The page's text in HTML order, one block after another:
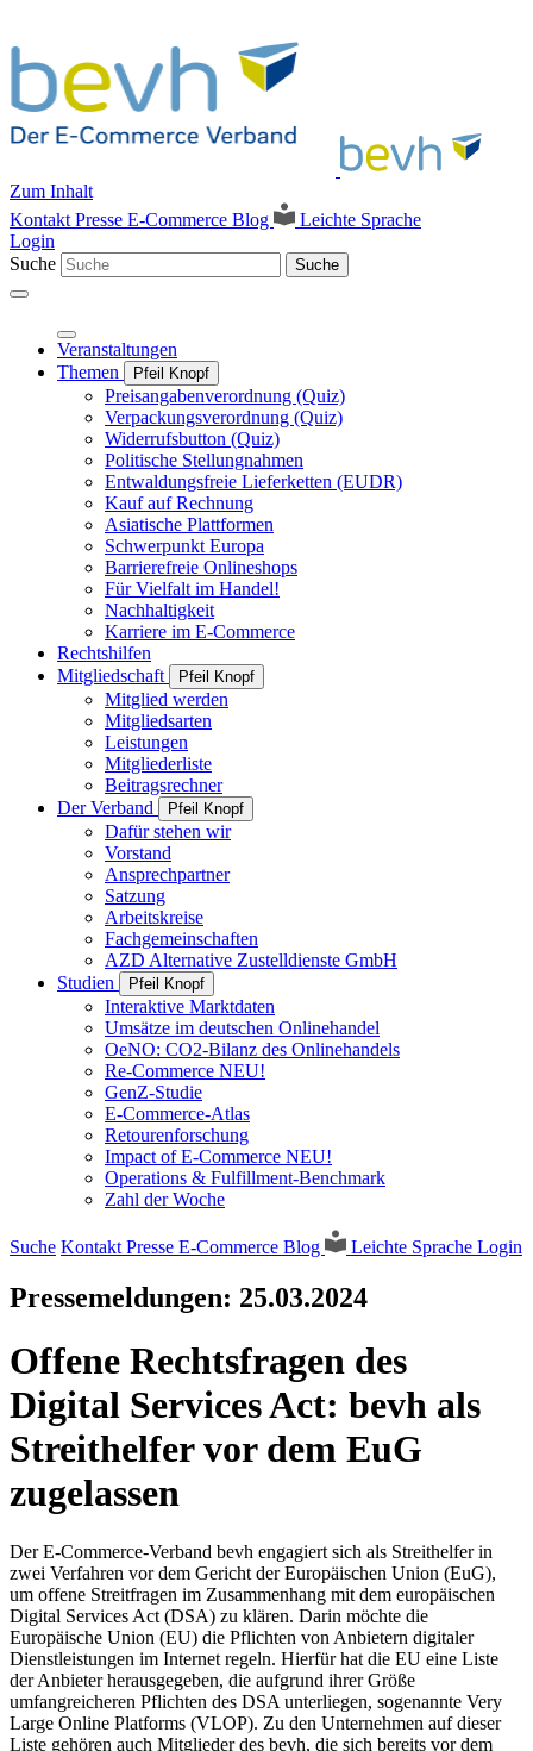
Zum Inhalt
Kontakt Presse E-Commerce Blog
Leichte Sprache
Login
Suche
Suche
Veranstaltungen
Themen
Pfeil Knopf
Preisangabenverordnung (Quiz)
Verpackungsverordnung (Quiz)
Widerrufsbutton (Quiz)
Politische Stellungnahmen
Entwaldungsfreie Lieferketten (EUDR)
Kauf auf Rechnung
Asiatische Plattformen
Schwerpunkt Europa
Barrierefreie Onlineshops
Für Vielfalt im Handel!
Nachhaltigkeit
Karriere im E-Commerce
Rechtshilfen
Mitgliedschaft
Pfeil Knopf
Mitglied werden
Mitgliedsarten
Leistungen
Mitgliederliste
Beitragsrechner
Der Verband
Pfeil Knopf
Dafür stehen wir
Vorstand
Ansprechpartner
Satzung
Arbeitskreise
Fachgemeinschaften
AZD Alternative Zustelldienste GmbH
Studien
Pfeil Knopf
Interaktive Marktdaten
Umsätze im deutschen Onlinehandel
OeNO: CO2-Bilanz des Onlinehandels
Re-Commerce NEU!
GenZ-Studie
E-Commerce-Atlas
Retourenforschung
Impact of E-Commerce NEU!
Operations & Fulfillment-Benchmark
Zahl der Woche
Suche Kontakt Presse E-Commerce Blog Leichte Sprache Login
Pressemeldungen: 25.03.2024
Offene Rechtsfragen des
Digital Services Act: bevh als
Streithelfer vor dem EuG
zugelassen
Der E-Commerce-Verband bevh engagiert sich als Streithelfer in
zwei Verfahren vor dem Gericht der Europäischen Union (EuG),
um offene Streitfragen im Zusammenhang mit dem europäischen
Digital Services Act (DSA) zu klären. Darin möchte die
Europäische Union (EU) die Pflichten von Anbietern digitaler
Dienstleistungen im Internet regeln. Hierfür hat die EU eine Liste
der Anbieter herausgegeben, die aufgrund ihrer Größe
umfangreicheren Pflichten des DSA unterliegen, sogenannte Very
Large Online Platforms (VLOP). Zu den Unternehmen auf dieser
Liste gehören auch Mitglieder des bevh, die sich bereits vor dem